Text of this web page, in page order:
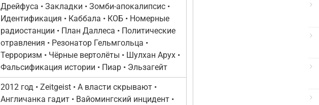
Дрейфуса • Закладки • Зомби-апокалипсис •
Идентификация • Каббала • КОБ • Номерные
радиостанции • План Даллеса • Политические
отравления • Резонатор Гельмгольца •
Терроризм • Чёрные вертолёты • Шулхан Арух •
Фальсификация истории • Пиар • Эльзагейт
2012 год • Zeitgeist • А власти скрывают •
Англичанка гадит • Вайомингский инцидент •